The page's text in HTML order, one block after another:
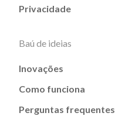
Privacidade
Baú de ideias
Inovações
Como funciona
Perguntas frequentes